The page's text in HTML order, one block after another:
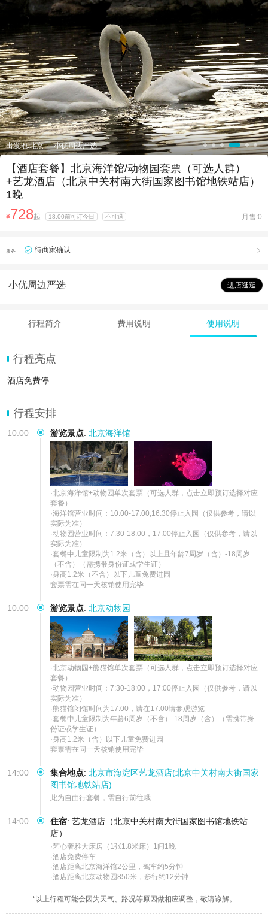
出发地:北京 小优周边严选
【酒店套餐】北京海洋馆/动物园套票（可选人群）
+艺龙酒店（北京中关村南大街国家图书馆地铁站店）
1晚
¥728起 18:00前可订今日 不可退 月售:0
服务 待商家确认 
小优周边严选 进店逛逛
行程简介 费用说明 使用说明
行程亮点
酒店免费停
行程安排
10:00 游览景点: 北京海洋馆
·北京海洋馆+动物园单次套票（可选人群，点击立即预订选择对应
套餐）
·海洋馆营业时间：10:00-17:00,16:30停止入园（仅供参考，请以
实际为准）
·动物园营业时间：7:30-18:00，17:00停止入园（仅供参考，请以
实际为准）
·套餐中儿童限制为1.2米（含）以上且年龄7周岁（含）-18周岁
（不含）（需携带身份证或学生证）
·身高1.2米（不含）以下儿童免费进园
套票需在同一天核销使用完毕
10:00 游览景点: 北京动物园
·北京动物园+熊猫馆单次套票（可选人群，点击立即预订选择对应
套餐）
·动物园营业时间：7:30-18:00，17:00停止入园（仅供参考，请以
实际为准）
·熊猫馆闭馆时间为17:00，请在17:00请参观游览
·套餐中儿童限制为年龄6周岁（不含）-18周岁（含）（需携带身
份证或学生证）
·身高1.2米（含）以下儿童免费进园
套票需在同一天核销使用完毕
14:00 集合地点: 北京市海淀区艺龙酒店(北京中关村南大街国家
图书馆地铁站店)
此为自由行套餐，需自行前往哦
14:00 住宿: 艺龙酒店（北京中关村南大街国家图书馆地铁站
店）
·艺心奢雅大床房（1张1.8米床）1间1晚
·酒店免费停车
·酒店距离北京海洋馆2公里，驾车约5分钟
·酒店距离北京动物园850米，步行约12分钟
*以上行程可能会因为天气、路况等原因做相应调整，敬请谅解。